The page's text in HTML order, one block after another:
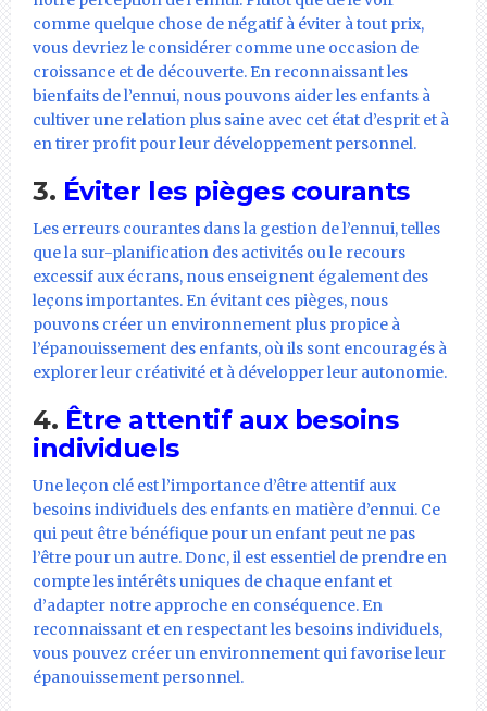
comme quelque chose de négatif à éviter à tout prix,
vous devriez le considérer comme une occasion de
croissance et de découverte. En reconnaissant les
bienfaits de l’ennui, nous pouvons aider les enfants à
cultiver une relation plus saine avec cet état d’esprit et à
en tirer profit pour leur développement personnel.
3. Éviter les pièges courants
Les erreurs courantes dans la gestion de l’ennui, telles
que la sur-planification des activités ou le recours
excessif aux écrans, nous enseignent également des
leçons importantes. En évitant ces pièges, nous
pouvons créer un environnement plus propice à
l’épanouissement des enfants, où ils sont encouragés à
explorer leur créativité et à développer leur autonomie.
4. Être attentif aux besoins
individuels
Une leçon clé est l’importance d’être attentif aux
besoins individuels des enfants en matière d’ennui. Ce
qui peut être bénéfique pour un enfant peut ne pas
l’être pour un autre. Donc, il est essentiel de prendre en
compte les intérêts uniques de chaque enfant et
d’adapter notre approche en conséquence. En
reconnaissant et en respectant les besoins individuels,
vous pouvez créer un environnement qui favorise leur
épanouissement personnel.